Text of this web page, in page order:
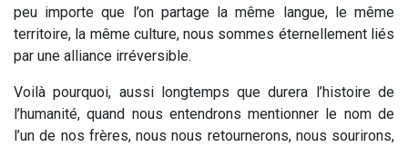
peu importe que l’on partage la même langue, le même
territoire, la même culture, nous sommes éternellement liés
par une alliance irréversible.
Voilà pourquoi, aussi longtemps que durera l’histoire de
l’humanité, quand nous entendrons mentionner le nom de
l’un de nos frères, nous nous retournerons, nous sourirons,